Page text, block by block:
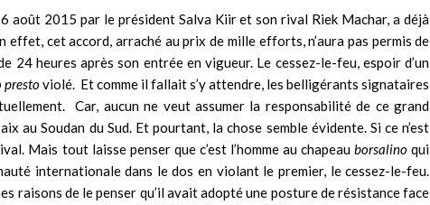
août 2015 par le président Salva Kiir et son rival Riek Machar, a déjà
effet, cet accord, arraché au prix de mille efforts, n’aura pas permis de
24 heures après son entrée en vigueur. Le cessez-le-feu, espoir d’un
prestoviolé. Et comme il fallait s’y attendre, les belligérants signataires
Car, aucun ne veut assumer la responsabilité de ce grand
au Soudan du Sud. Et pourtant, la chose semble évidente. Si ce n’est
Mais tout laisse penser que c’est l’homme au chapeauborsalino qui
internationale dans le dos en violant le premier, le cessez-le-feu.
raisons de le penser qu’il avait adopté une posture de résistance face